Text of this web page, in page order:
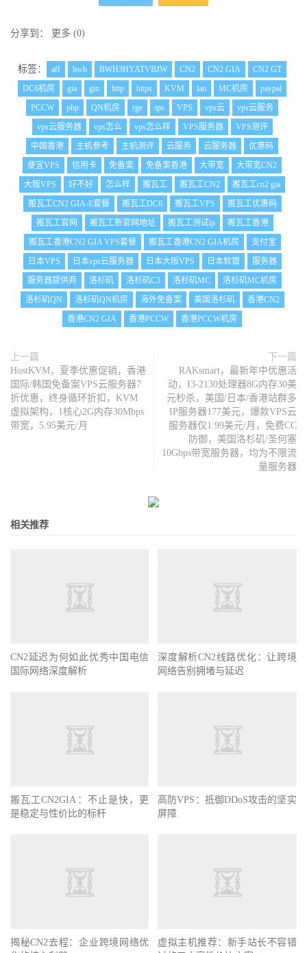
分享到： 更多 (0)
标签： aff bwh BWH3HYATVBJW CN2 CN2 GIA
CN2 GT
DC6机房
gia gin http https KVM lan MC机房
paypal
PCCW
php QN机房 rge tps VPS vps云
vps云服务
vps云服务器
vps怎么 vps怎么样 VPS服务器
VPS测评
中国香港
主机参考 主机测评 云服务 云服务器
优惠码
便宜VPS
信用卡 免备案 免备案香港 大带宽
大带宽CN2
大阪VPS
好不好 怎么样 搬瓦工 搬瓦工CN2
搬瓦工cn2 gia
搬瓦工CN2 GIA-E套餐
搬瓦工DC6 搬瓦工VPS
搬瓦工优惠码
搬瓦工官网
搬瓦工新官网地址 搬瓦工测试ip
搬瓦工香港
搬瓦工香港CN2 GIA VPS套餐
搬瓦工香港CN2 GIA机房
支付宝
日本VPS
日本vps云服务器 日本大阪VPS 日本软银
服务器
服务器提供商
洛杉矶 洛杉矶C3 洛杉矶MC
洛杉矶MC机房
洛杉矶QN
洛杉矶QN机房 海外免备案 美国洛杉矶
香港CN2
香港CN2 GIA
香港PCCW 香港PCCW机房
上一篇
HostKVM，夏季优惠促销，香港
国际/韩国免备案VPS云服务器7
折优惠，终身循环折扣，KVM
虚拟架构，1核心2G内存30Mbps
带宽，5.95美元/月
下一篇
RAKsmart，最新年中优惠活
动，I3-2130处理器8G内存30美
元秒杀，美国/日本/香港站群多
IP服务器177美元，爆款VPS云
服务器仅1.99美元/月，免费CC
防御，美国洛杉矶/圣何塞
10Gbps带宽服务器，均为不限流
量服务器
相关推荐
CN2延迟为何如此优秀中国电信
国际网络深度解析
深度解析CN2线路优化：让跨境
网络告别拥堵与延迟
搬瓦工CN2GIA：不止是快，更
是稳定与性价比的标杆
高防VPS：抵御DDoS攻击的坚实
屏障
揭秘CN2去程：企业跨境网络优
虚拟主机推荐：新手站长不容错